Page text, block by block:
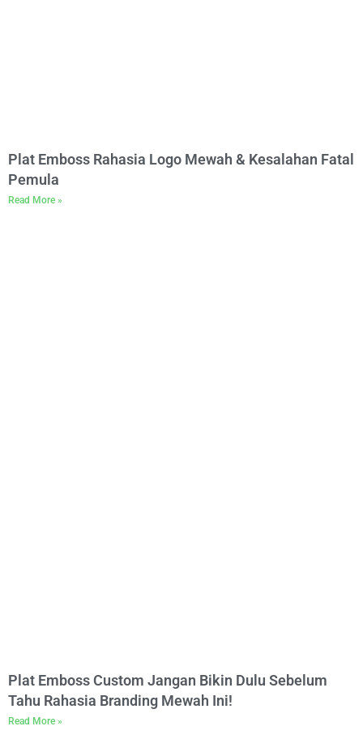
Plat Emboss Rahasia Logo Mewah & Kesalahan Fatal
Pemula
Read More »
Plat Emboss Custom Jangan Bikin Dulu Sebelum
Tahu Rahasia Branding Mewah Ini!
Read More »